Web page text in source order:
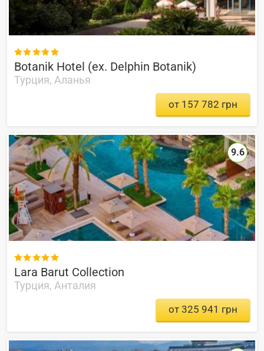

Botanik Hotel (ex. Delphin Botanik)
Турция, Аланья
от 157 782 грн

Lara Barut Collection
Турция, Анталия
9.6
от 325 941 грн